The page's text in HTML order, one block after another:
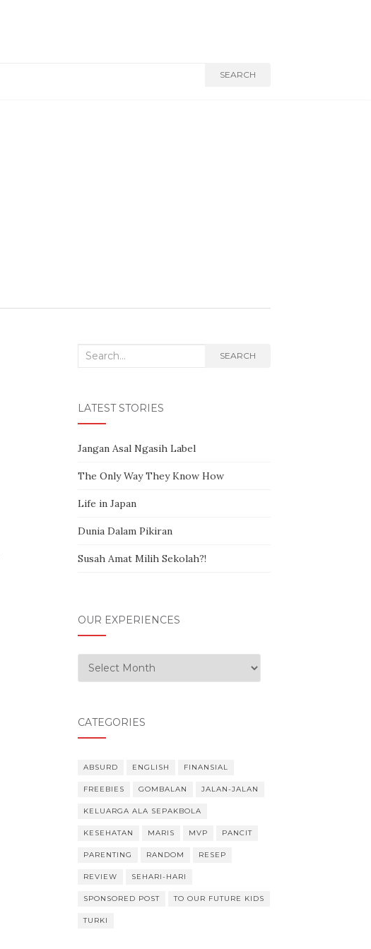
SEARCH
Search for: SEARCH
LATEST STORIES
Jangan Asal Ngasih Label
The Only Way They Know How
Life in Japan
Dunia Dalam Pikiran
Susah Amat Milih Sekolah?!
OUR EXPERIENCES
Our Experiences
CATEGORIES
ABSURD ENGLISH FINANSIAL
FREEBIES GOMBALAN JALAN-JALAN
KELUARGA ALA SEPAKBOLA
KESEHATAN MARIS MVP PANCIT
PARENTING RANDOM RESEP
REVIEW SEHARI-HARI
SPONSORED POST TO OUR FUTURE KIDS
TURKI